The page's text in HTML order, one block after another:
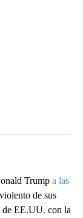
Trump a las
de sus
de EE.UU. con la